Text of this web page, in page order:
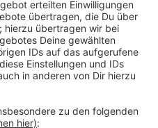
2025“ am 22. März geht
vier Organisationen So
Leistungsbereitschaft
Einsatzkräfte
die vom Hochwasser
sichern, um bedrohte